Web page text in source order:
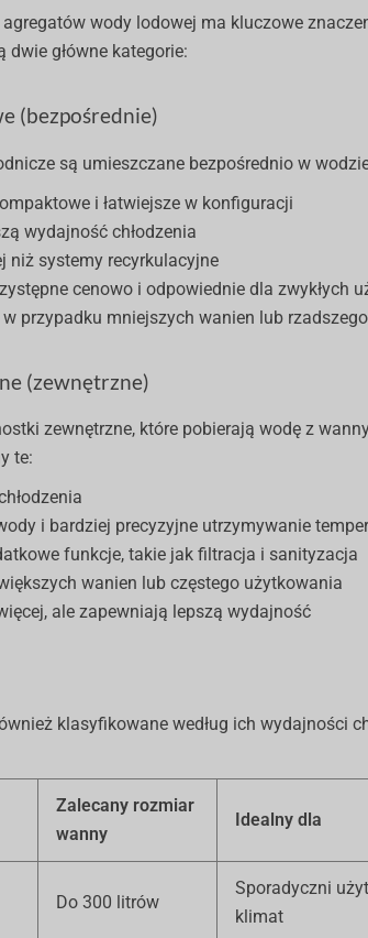
wody lodowej ma kluczowe
dwie główne kategorie:
(bezpośrednie)
są umieszczane bezpośrednio w
i łatwiejsze w konfiguracji
wydajność chłodzenia
niż systemy recyrkulacyjne
cenowo i odpowiednie dla zwykłych
przypadku mniejszych wanien lub
(zewnętrzne)
zewnętrzne, które pobierają wodę z
te:
i bardziej precyzyjne utrzymywanie
funkcje, takie jak filtracja i sanityzacja
wanien lub częstego użytkowania
ale zapewniają lepszą wydajność
klasyfikowane według ich wydajności
Zalecany rozmiar
wanny
Idealny dla
Do 300 litrów
Sporadyczni
klimat